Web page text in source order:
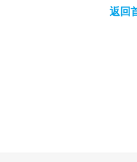
返回